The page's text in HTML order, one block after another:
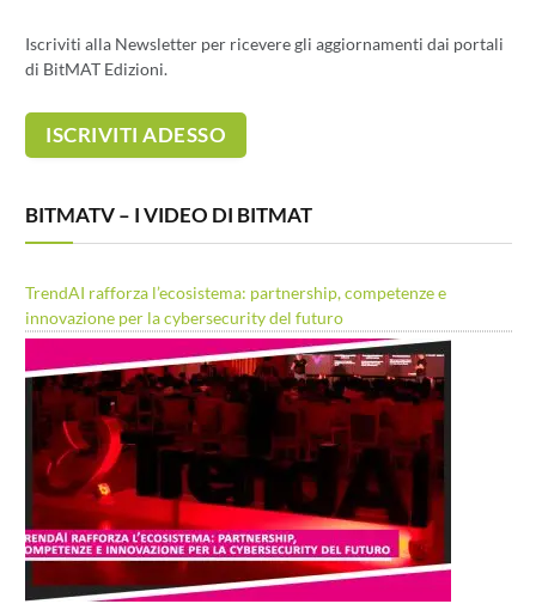
Iscriviti alla Newsletter per ricevere gli aggiornamenti dai portali
di BitMAT Edizioni.
BITMATV – I VIDEO DI BITMAT
TrendAI rafforza l’ecosistema: partnership, competenze e
innovazione per la cybersecurity del futuro